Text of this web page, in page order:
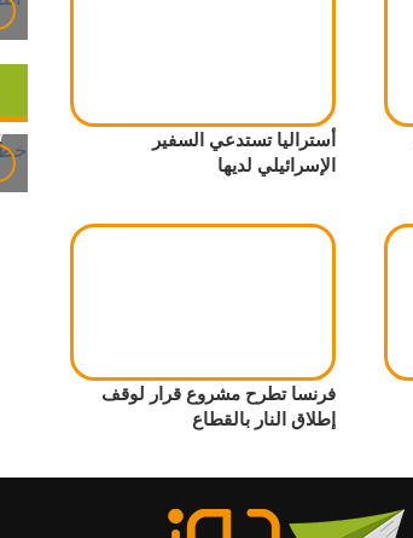
أستراليا تستدعي السفير
الإسرائيلي لديها
فرنسا تطرح مشروع قرار لوقف
إطلاق النار بالقطاع